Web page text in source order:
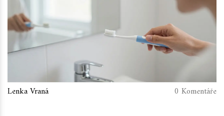
Lenka Vraná 0 Komentáře